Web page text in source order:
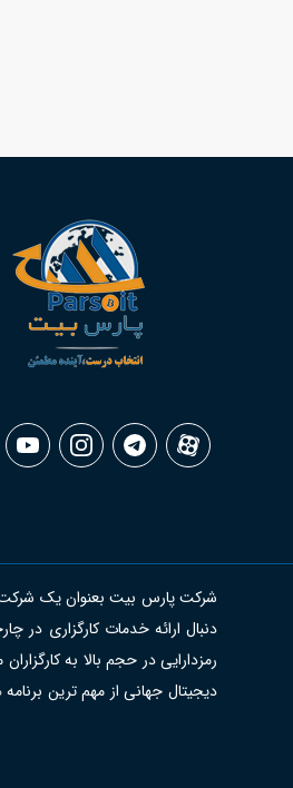
شرکت پارس بیت بعنوان یک شرکت
دنبال ارائه خدمات کارگزاری
رمزدارایی در حجم بالا به
دیجیتال جهانی از مهم ترین